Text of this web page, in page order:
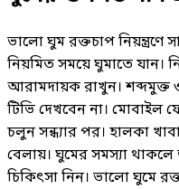
ভালো ঘুম রক্তচাপ নিয়ন্ত্রণে
নিয়মিত সময়ে ঘুমাতে যান।
আরামদায়ক রাখুন।
টিভি দেখবেন না। মোবাইল
চলুন সন্ধ্যার পর। হালকা
বেলায়। ঘুমের সমস্যা থাকলে
চিকিৎসা নিন। ভালো ঘুমে